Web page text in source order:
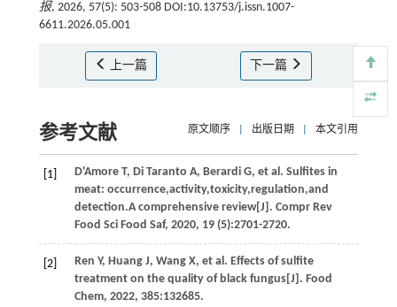
报, 2026, 57(5): 503-508 DOI:10.13753/j.issn.1007-
6611.2026.05.001
上一篇 下一篇
参考文献 原文顺序 出版日期 本文引用
[1] D'Amore T, Di Taranto A, Berardi G, et al. Sulfites in
meat: occurrence,activity,toxicity,regulation,and
detection.A comprehensive review[J]. Compr Rev
Food Sci Food Saf, 2020, 19(5):2701-2720.
[2] Ren Y, Huang J, Wang X, et al. Effects of sulfite
treatment on the quality of black fungus[J]. Food
Chem, 2022, 385:132685.